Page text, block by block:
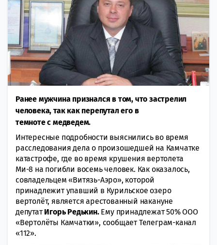
Ранее мужчина признался в том, что застрелил
человека, так как перепутал его в
темноте с медведем.
Интересные подробности выяснились во время
расследования дела о произошедшей на Камчатке
катастрофе, где во время крушения вертолета
Ми-8 на погибли восемь человек. Как оказалось,
совладельцем «Витязь-Аэро», которой
принадлежит упавший в Курильское озеро
вертолёт, является арестованный накануне
депутатИгорь Редькин. Ему принадлежат 50% ООО
«Вертолёты Камчатки», сообщает Телеграм-канал
«112».